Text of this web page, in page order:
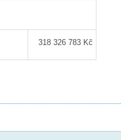
318 326 783 Kč